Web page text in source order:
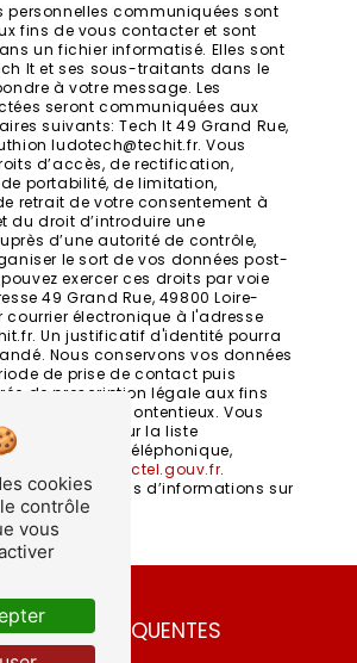
personnelles communiquées sont
fins de vous contacter et sont
un fichier informatisé. Elles sont
It et ses sous-traitants dans le
à votre message. Les
seront communiquées aux
suivants: Tech It 49 Grand Rue,
ludotech@techit.fr. Vous
d’accès, de rectification,
portabilité, de limitation,
retrait de votre consentement à
du droit d’introduire une
d’une autorité de contrôle,
le sort de vos données post-
exercer ces droits par voie
49 Grand Rue, 49800 Loire-
courrier électronique à l'adresse
Un justificatif d'identité pourra
Nous conservons vos données
de prise de contact puis
de prescription légale aux fins
de gestion des contentieux. Vous
vous inscrire sur la liste
démarchage téléphonique,
Bloctel.gouv.fr.
cnil.fr pour plus d’informations sur
FRÉQUENTES
cookies
contrôle
vous